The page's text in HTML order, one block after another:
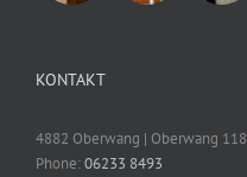
KONTAKT
4882 Oberwang | Oberwang 118
Phone:06233 8493